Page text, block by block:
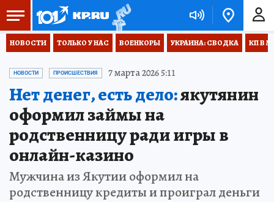
НОВОСТИ ТОЛЬКО У НАС ВОЕНКОРЫ УКРАИНА: СВОДКА КП В
НОВОСТИ ПРОИСШЕСТВИЯ 7 марта 2026 5:11
Нет денег, есть дело:якутянин
оформил займы на
родственницу ради игры в
онлайн-казино
Мужчина из Якутии оформил на
родственницу кредиты и проиграл деньги